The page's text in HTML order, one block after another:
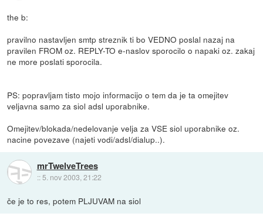
the b:
pravilno nastavljen smtp streznik ti bo VEDNO poslal nazaj na
pravilen FROM oz. REPLY-TO e-naslov sporocilo o napaki oz. zakaj
ne more poslati sporocila.
PS: popravljam tisto mojo informacijo o tem da je ta omejitev
veljavna samo za siol adsl uporabnike.
Omejitev/blokada/nedelovanje velja za VSE siol uporabnike oz.
nacine povezave (najeti vodi/adsl/dialup..).
mrTwelveTrees
:: 5. nov 2003, 21:22
če je to res, potem PLJUVAM na siol